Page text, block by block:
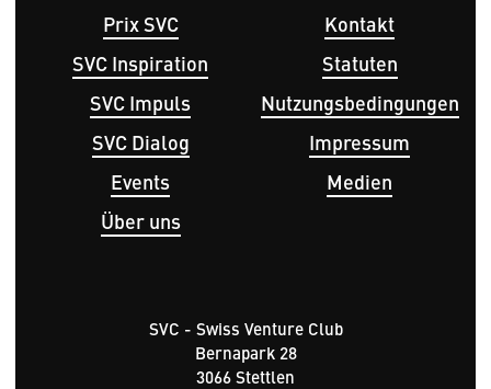
Hauptnavigation
Prix SVC
SVC Inspiration
SVC Impuls
SVC Dialog
Events
Über uns
Fußbereichsmenü
Kontakt
Statuten
Nutzungsbedingungen
Impressum
Medien
SVC - Swiss Venture Club
Bernapark 28
3066 Stettlen